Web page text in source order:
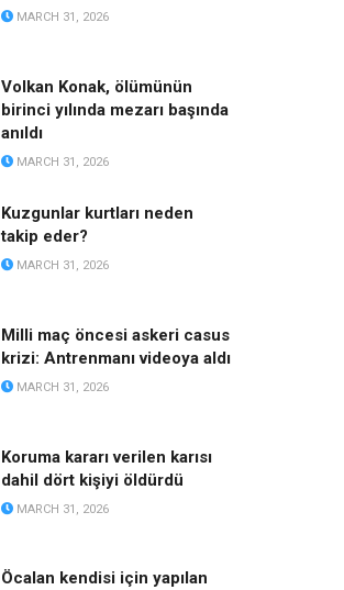
MARCH 31, 2026
Volkan Konak, ölümünün
birinci yılında mezarı başında
anıldı
MARCH 31, 2026
Kuzgunlar kurtları neden
takip eder?
MARCH 31, 2026
Milli maç öncesi askeri casus
krizi: Antrenmanı videoya aldı
MARCH 31, 2026
Koruma kararı verilen karısı
dahil dört kişiyi öldürdü
MARCH 31, 2026
Öcalan kendisi için yapılan